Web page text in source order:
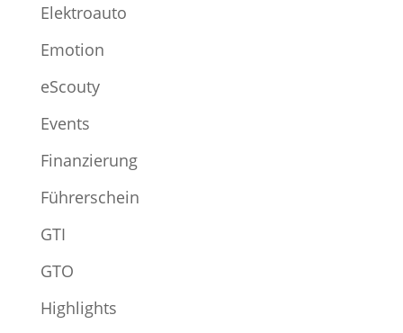
Elektroauto
Emotion
eScouty
Events
Finanzierung
Führerschein
GTI
GTO
Highlights